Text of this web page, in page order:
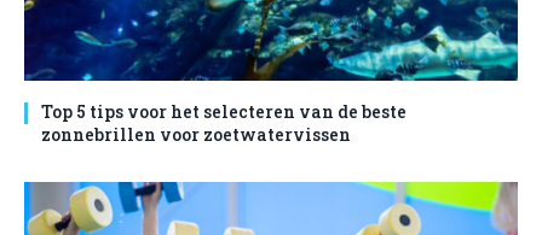
Top 5 tips voor het selecteren van de beste
zonnebrillen voor zoetwatervissen